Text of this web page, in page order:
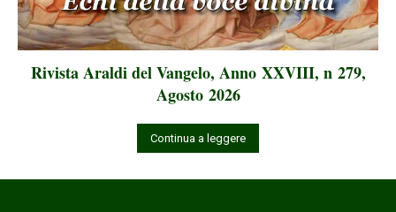
Rivista Araldi del Vangelo, Anno XXVIII, n 279,
Agosto 2026
Continua a leggere